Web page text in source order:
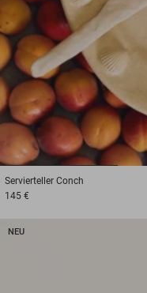
Servierteller Conch
145 €
NEU